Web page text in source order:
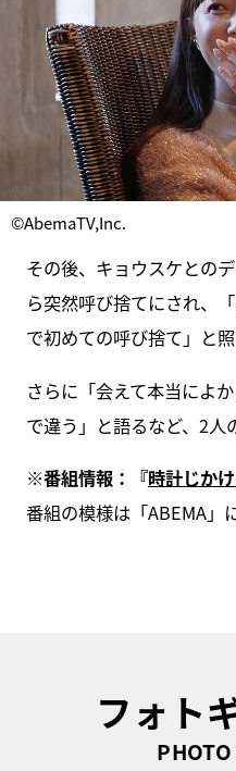
©AbemaTV,Inc.
その後、キョウスケとの
ら突然呼び捨てにされ、
で初めての呼び捨て」と
さらに「会えて本当によ
で違う」と語るなど、2人
※番組情報：『時計じか
番組の模様は「ABEMA」
フォト